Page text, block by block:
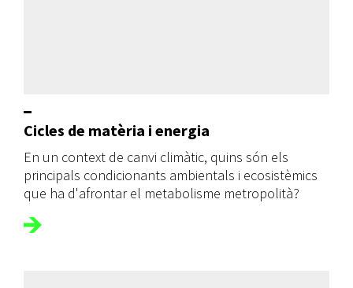
Cicles de matèria i energia
En un context de canvi climàtic, quins són els
principals condicionants ambientals i ecosistèmics
que ha d'afrontar el metabolisme metropolità?